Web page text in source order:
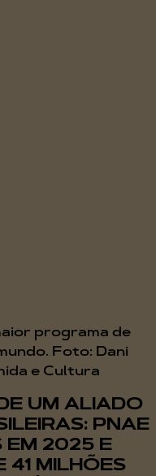
UM ALIADO
PNAE
EM 2025 E
41 MILHÕES